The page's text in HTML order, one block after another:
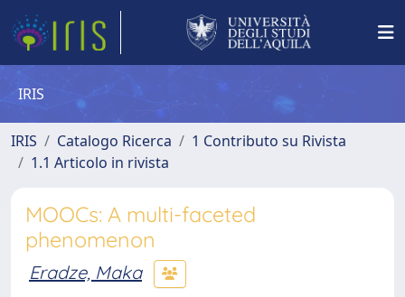
IRIS
IRIS Catalogo Ricerca
1 Contributo su Rivista
1.1 Articolo in rivista
MOOCs: A multi-faceted
phenomenon
Eradze, Maka